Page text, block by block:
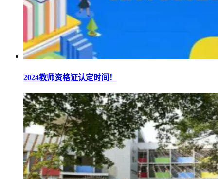
2024教师资格证认定时间！